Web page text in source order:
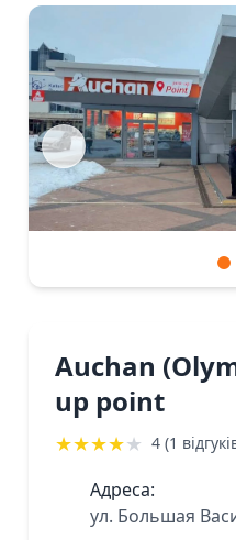
Auchan
up point
★★★★★ 4 (1
Адреса:
ул. Большая